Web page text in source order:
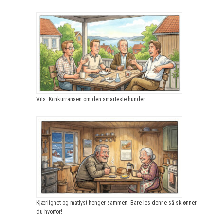
Vits: Konkurransen om den smarteste hunden
Kjærlighet og matlyst henger sammen. Bare les denne så skjønner
du hvorfor!